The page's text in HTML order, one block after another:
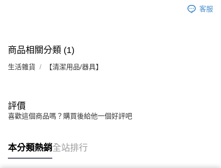
客服
商品相關分類 (1)
生活雜貨 【清潔用品/器具】
評價
喜歡這個商品嗎？購買後給他一個好評吧
本分類熱銷全站排行